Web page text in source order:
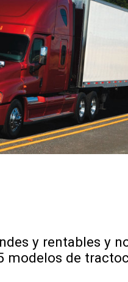
y rentables y
modelos de